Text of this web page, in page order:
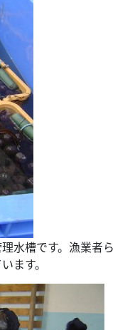
水槽です。漁業者ら
ます。